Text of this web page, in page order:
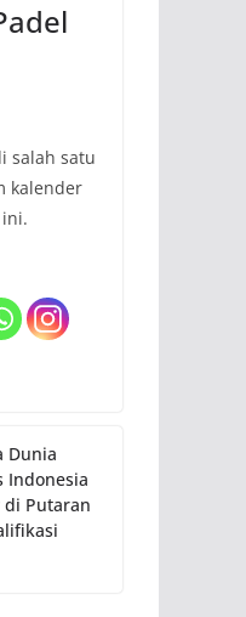
salah satu
kalender
Dunia
Indonesia
di Putaran